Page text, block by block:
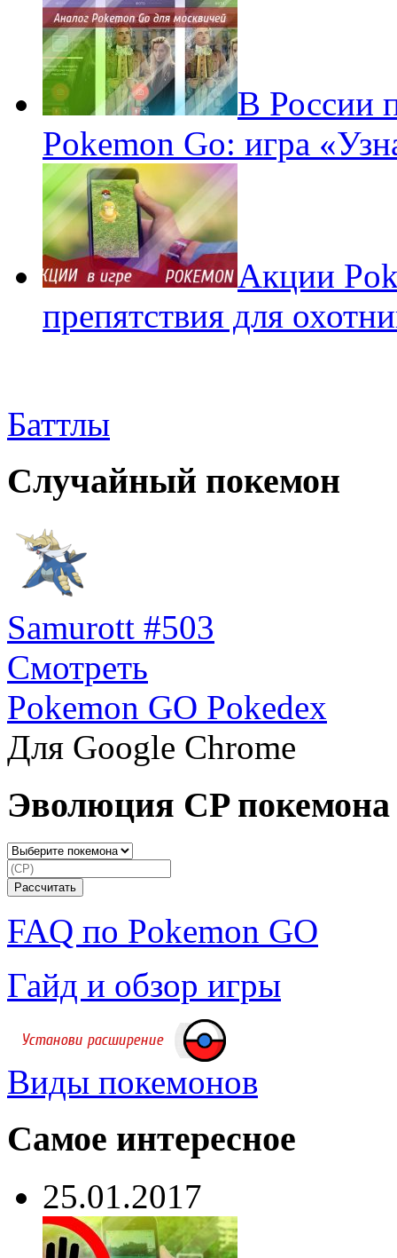
В России
Pokemon Go: игра
Акции
препятствия для
Баттлы
Случайный покемон
Samurott #503
Смотреть
Pokemon GO Pokedex
Для Google Chrome
Эволюция CP покемона
FAQ по Pokemon GO
Гайд и обзор игры
Виды покемонов
Самое интересное
25.01.2017